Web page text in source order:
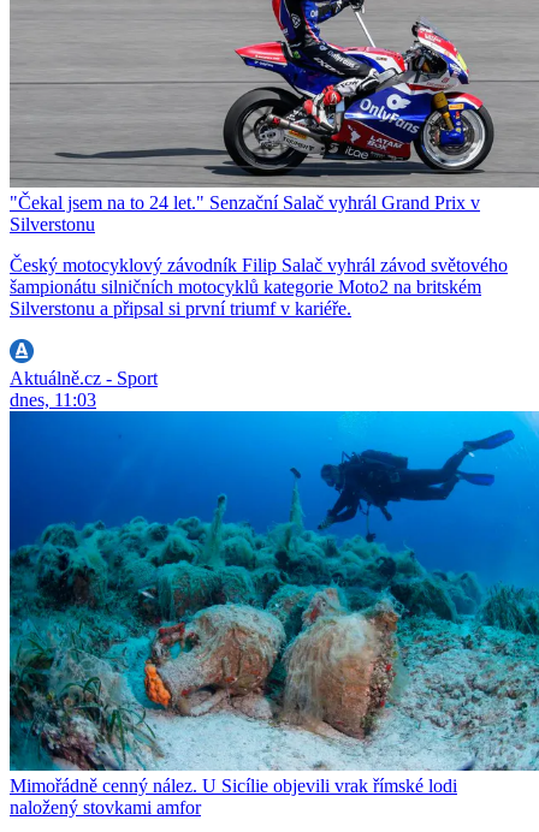
"Čekal jsem na to 24 let." Senzační Salač vyhrál Grand Prix v
Silverstonu
Český motocyklový závodník Filip Salač vyhrál závod světového
šampionátu silničních motocyklů kategorie Moto2 na britském
Silverstonu a připsal si první triumf v kariéře.
Aktuálně.cz - Sport
dnes, 11:03
Mimořádně cenný nález. U Sicílie objevili vrak římské lodi
naložený stovkami amfor